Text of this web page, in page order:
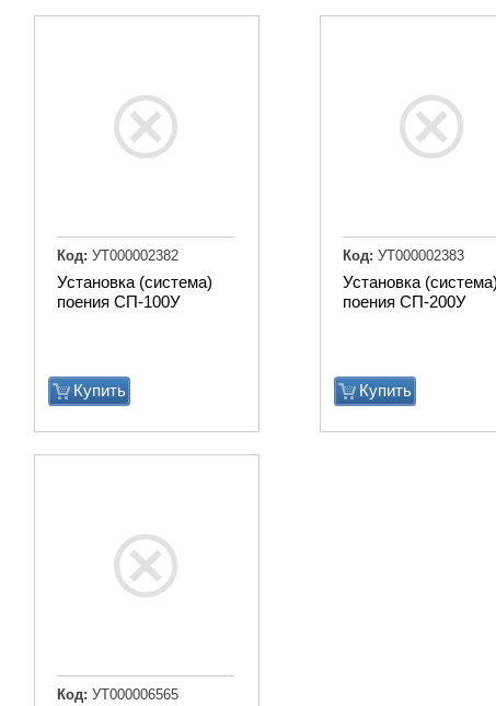
Установка (система)
поения СП-100У
Купить
Код: УТ000002382
Установка (система)
поения СП-200У
Купить
Код: УТ000002383
Код: УТ000006565